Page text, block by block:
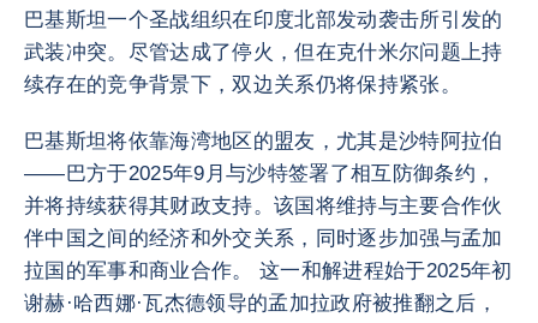
巴基斯坦一个圣战组织在印度北部发动袭击所引发的
武装冲突。尽管达成了停火，但在克什米尔问题上持
续存在的竞争背景下，双边关系仍将保持紧张。
巴基斯坦将依靠海湾地区的盟友，尤其是沙特阿拉伯
——巴方于2025年9月与沙特签署了相互防御条约，
并将持续获得其财政支持。该国将维持与主要合作伙
伴中国之间的经济和外交关系，同时逐步加强与孟加
拉国的军事和商业合作。 这一和解进程始于2025年初
谢赫·哈西娜·瓦杰德领导的孟加拉政府被推翻之后，